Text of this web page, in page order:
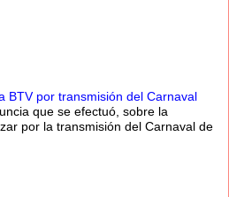
BTV por transmisión del Carnaval
que se efectuó, sobre la
por la transmisión del Carnaval de